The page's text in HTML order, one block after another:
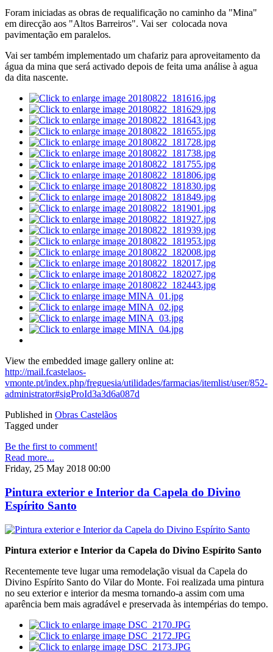
Foram iniciadas as obras de requalificação no caminho da "Mina"
em direcção aos "Altos Barreiros". Vai ser colocada nova
pavimentação em paralelos.
Vai ser também implementado um chafariz para aproveitamento da
água da mina que será activado depois de feita uma análise à agua
da dita nascente.
View the embedded image gallery online at:
http://mail.fcastelaos-
vmonte.pt/index.php/freguesia/utilidades/farmacias/itemlist/user/852-
administrator#sigProId3a3d6a087d
Published in Obras Castelãos
Tagged under
Be the first to comment!
Read more...
Friday, 25 May 2018 00:00
Pintura exterior e Interior da Capela do Divino
Espírito Santo
Pintura exterior e Interior da Capela do Divino Espírito Santo
Recentemente teve lugar uma remodelação visual da Capela do
Divino Espírito Santo do Vilar do Monte. Foi realizada uma pintura
no seu exterior e interior da mesma tornando-a assim com uma
aparência bem mais agradável e preservada às intempérias do tempo.